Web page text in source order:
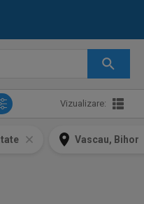
Vizualizare:
Vascau, Bihor